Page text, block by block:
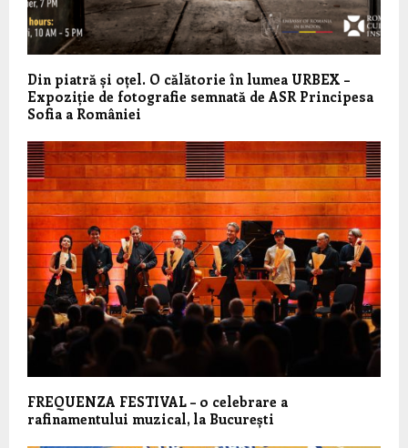
Din piatră și oțel. O călătorie în lumea URBEX –
Expoziție de fotografie semnată de ASR Principesa
Sofia a României
FREQUENZA FESTIVAL – o celebrare a
rafinamentului muzical, la București